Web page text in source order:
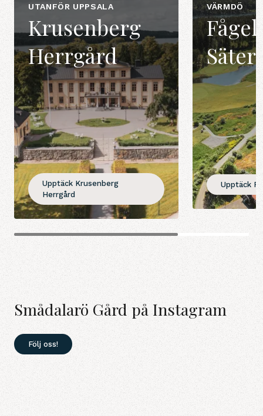
UTANFÖR UPPSALA
Krusenberg
Herrgård
Upptäck Krusenberg
Herrgård
VÄRMDÖ
Säteri
Upptäck
Smådalarö Gård på Instagram
Följ oss!